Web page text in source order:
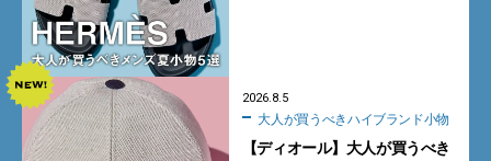
2026.8.5
大人が買うべきハイブランド小物
【ディオール】大人が買うべき